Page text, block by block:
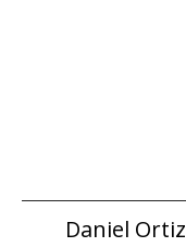
Daniel Ortiz